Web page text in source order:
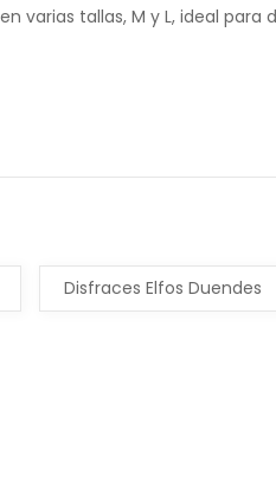
tallas, M y L, ideal para
Disfraces Elfos Duendes